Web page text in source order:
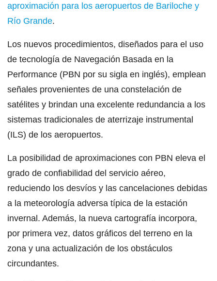
aproximación para los aeropuertos de Bariloche y
Río Grande.
Los nuevos procedimientos, diseñados para el uso
de tecnología de Navegación Basada en la
Performance (PBN por su sigla en inglés), emplean
señales provenientes de una constelación de
satélites y brindan una excelente redundancia a los
sistemas tradicionales de aterrizaje instrumental
(ILS) de los aeropuertos.
La posibilidad de aproximaciones con PBN eleva el
grado de confiabilidad del servicio aéreo,
reduciendo los desvíos y las cancelaciones debidas
a la meteorología adversa típica de la estación
invernal. Además, la nueva cartografía incorpora,
por primera vez, datos gráficos del terreno en la
zona y una actualización de los obstáculos
circundantes.